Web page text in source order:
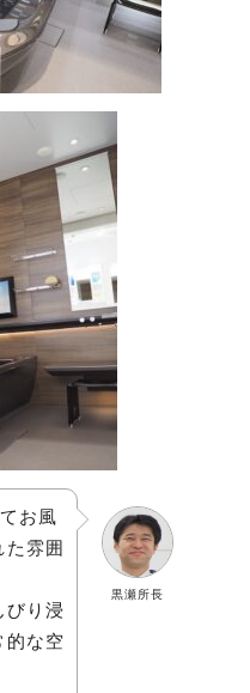
黒瀬所長
お風
た雰囲
びり浸
的な空